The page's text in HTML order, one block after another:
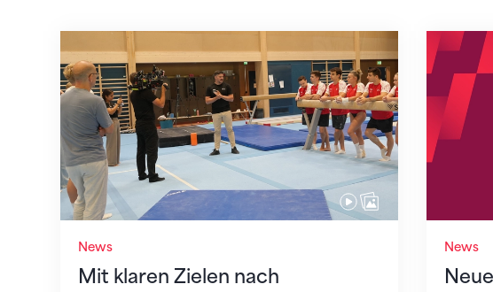
News
Mit klaren Zielen nach
Mit klaren Zielen nach Zagreb
News
Neue